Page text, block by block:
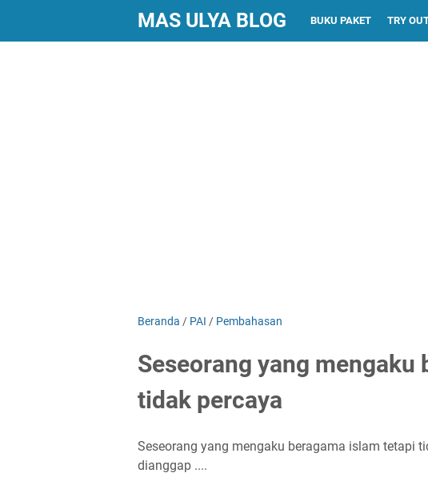
MAS ULYA BLOG BUKU PAKET TRY
Beranda / PAI / Pembahasan
Seseorang yang
tidak percaya
Seseorang yang mengaku beragama islam tetapi
dianggap ....